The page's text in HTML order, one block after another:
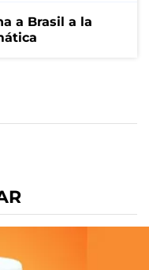
a Brasil a la